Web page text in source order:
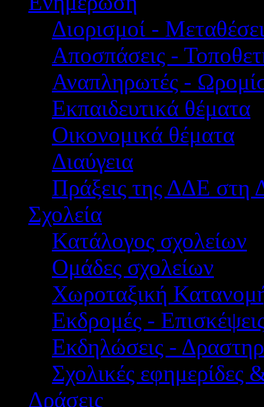
Διορισμοί -
Αποσπάσεις -
Αναπληρωτές -
Εκπαιδευτικά θέματα
Οικονομικά θέματα
Διαύγεια
Πράξεις της ΔΔΕ στη
Σχολεία
Κατάλογος σχολείων
Ομάδες σχολείων
Χωροταξική
Εκδρομές -
Εκδηλώσεις -
Σχολικές εφημερίδες
Δράσεις